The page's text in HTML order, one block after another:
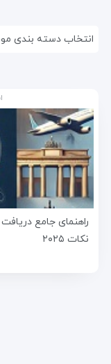
انتخاب دسته بندی
راهنمای جامع
نکات ۲۰۲۵